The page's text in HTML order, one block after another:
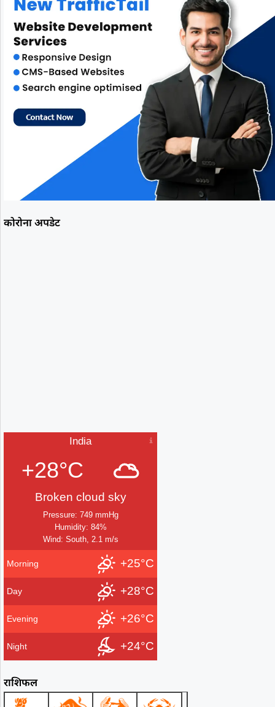
कोरोना अपडेट
India
+28°C
Broken cloud sky
Pressure: 749 mmHg
Humidity: 84%
Wind: South, 2.1 m/s
Morning +25°C
Day +28°C
Evening +26°C
Night +24°C
राशिफल